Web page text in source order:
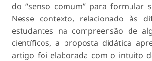
do “senso comum” para formular
Nesse contexto, relacionado às
estudantes na compreensão de
científicos, a proposta didática
artigo foi elaborada com o intuito